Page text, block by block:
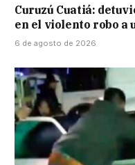
Curuzú Cuatiá:
en el violento robo a
6 de agosto de 2026